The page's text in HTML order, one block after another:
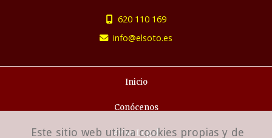
Este sitio web utiliza cookies propias y de
620 110 169
info
elsoto.es
Inicio
Conócenos
Aviso Legal